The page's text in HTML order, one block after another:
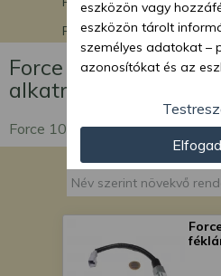
Force 1020 Stage V
Force 1020 Stage V
alkatrészek
Force 1020 Stage V elektromos
eszközön vagy
eszközön tárolt
személyes adatokat –
azonosítókat és az
személyre szabott
tartalom nyújtásához,
tartalomméréshez,
gyűjtéséhez, valamint
kifejlesztéséhez és a
partnereink
módszerrel szerzett
adatokat és